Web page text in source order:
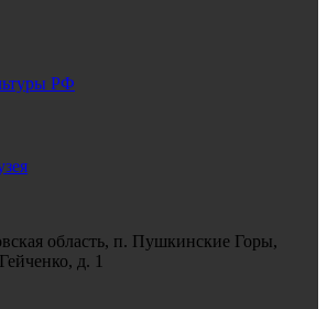
область, п. Пушкинские Горы,
д. 1